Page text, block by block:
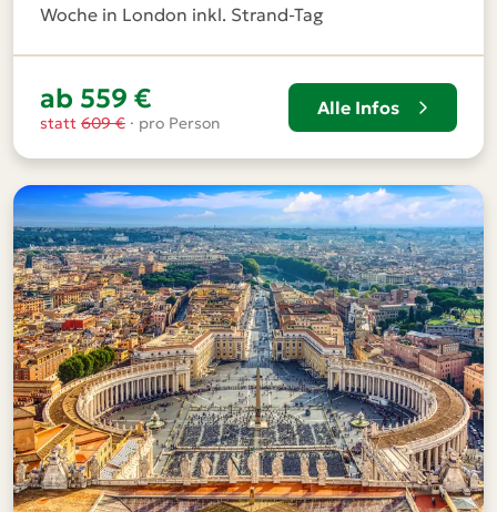
Woche in London inkl. Strand-Tag
ab 559 €
statt 609 € · pro Person
Alle Infos